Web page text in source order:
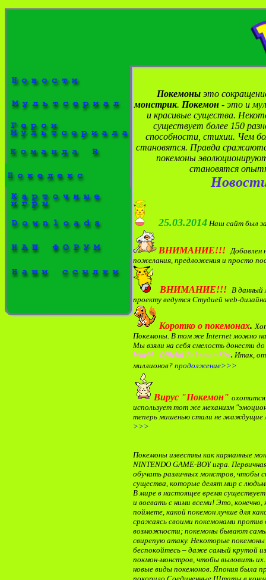
Покемоныэто
монстрик. Покемон - это и
и красивые существа.
существует более 150
способности, стихии. Чем
становятся. Правда
покемоны
становятся
25.03.2014 Наш сайт был
ВНИМАНИЕ!!! Добавлен
пожелания, предложения и просто
ВНИМАНИЕ!!! В данный
проекту ведутся Студией web-
Коротко о покемонах.
Покемоны. В том же Internet можно
Мы взяли на себя смелость донести
World - Official Pokemon Site. Итак,
миллионов? продолжение>>>
Вирус "Покемон"
использует тот же механизм
теперь мишенью стали не жаждущие
>>>
Покемоны известны как карманные
NINTENDO GAME-BOY игра.
обучать различных монстров, чтобы
существа, которые делят мир с
В мире в настоящее время
и воевать с ними всеми! Это, конечно,
поймете, какой покемон лучше для
сражаясь своими покемонами против
возможности; покемоны бывают
свирепую атаку. Некоторые
беспокойтесь – даже самый крутой
покмон-монстров, чтобы выловить
новые виды покемонов. Япония была